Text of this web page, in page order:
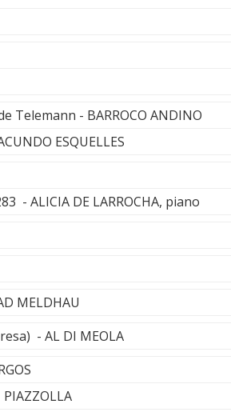
Telemann - BARROCO ANDINO
ESQUELLES
- ALICIA DE LARROCHA, piano
MELDHAU
- AL DI MEOLA